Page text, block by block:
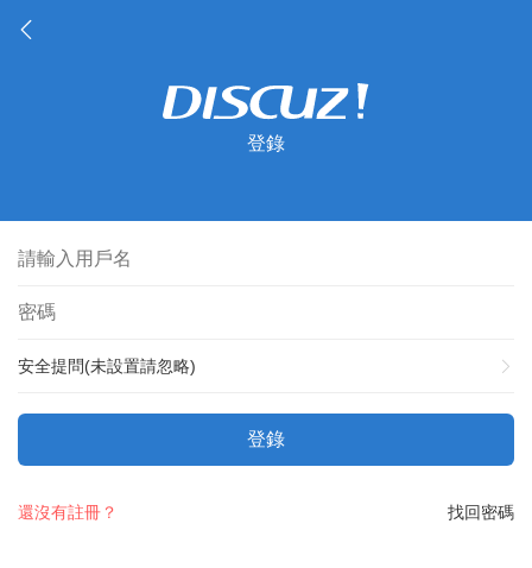
登錄
安全提問(未設置請忽略)
登錄
找回密碼
還沒有註冊？